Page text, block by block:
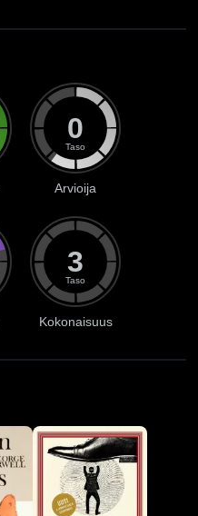
0
Taso
Arvioija
3
Taso
Kokonaisuus